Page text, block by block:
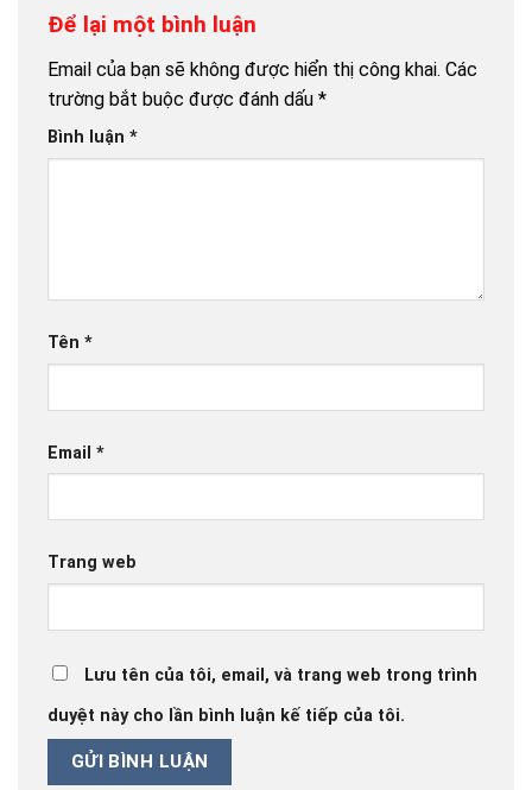
Để lại một bình luận
Email của bạn sẽ không được hiển thị công khai. Các
trường bắt buộc được đánh dấu *
Bình luận *
Tên *
Email *
Trang web
Lưu tên của tôi, email, và trang web trong trình
duyệt này cho lần bình luận kế tiếp của tôi.